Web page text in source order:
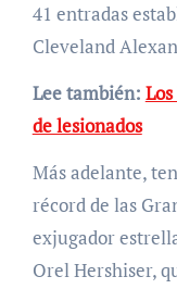
41 entradas
Cleveland
Lee también:
de lesionados
Más adelante,
récord de las
exjugador
Orel Hershiser,